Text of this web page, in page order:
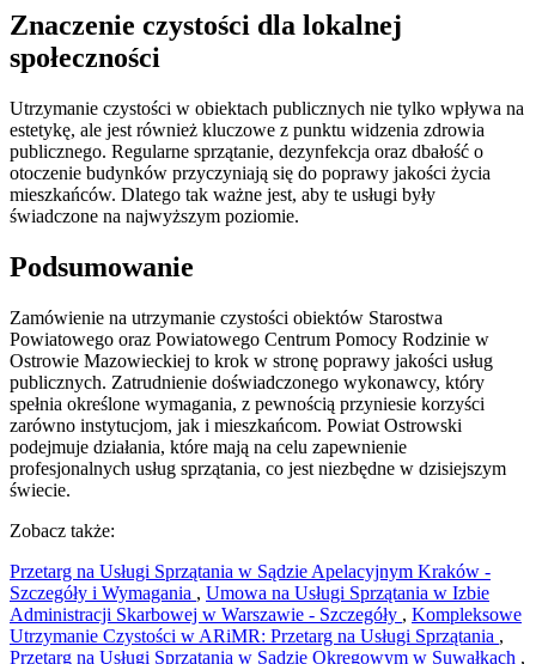
Znaczenie czystości dla lokalnej
społeczności
Utrzymanie czystości w obiektach publicznych nie tylko wpływa na
estetykę, ale jest również kluczowe z punktu widzenia zdrowia
publicznego. Regularne sprzątanie, dezynfekcja oraz dbałość o
otoczenie budynków przyczyniają się do poprawy jakości życia
mieszkańców. Dlatego tak ważne jest, aby te usługi były
świadczone na najwyższym poziomie.
Podsumowanie
Zamówienie na utrzymanie czystości obiektów Starostwa
Powiatowego oraz Powiatowego Centrum Pomocy Rodzinie w
Ostrowie Mazowieckiej to krok w stronę poprawy jakości usług
publicznych. Zatrudnienie doświadczonego wykonawcy, który
spełnia określone wymagania, z pewnością przyniesie korzyści
zarówno instytucjom, jak i mieszkańcom. Powiat Ostrowski
podejmuje działania, które mają na celu zapewnienie
profesjonalnych usług sprzątania, co jest niezbędne w dzisiejszym
świecie.
Zobacz także:
Przetarg na Usługi Sprzątania w Sądzie Apelacyjnym Kraków -
Szczegóły i Wymagania , Umowa na Usługi Sprzątania w Izbie
Administracji Skarbowej w Warszawie - Szczegóły , Kompleksowe
Utrzymanie Czystości w ARiMR: Przetarg na Usługi Sprzątania ,
Przetarg na Usługi Sprzątania w Sądzie Okręgowym w Suwałkach ,